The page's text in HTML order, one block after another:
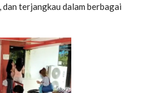
dan terjangkau dalam berbagai